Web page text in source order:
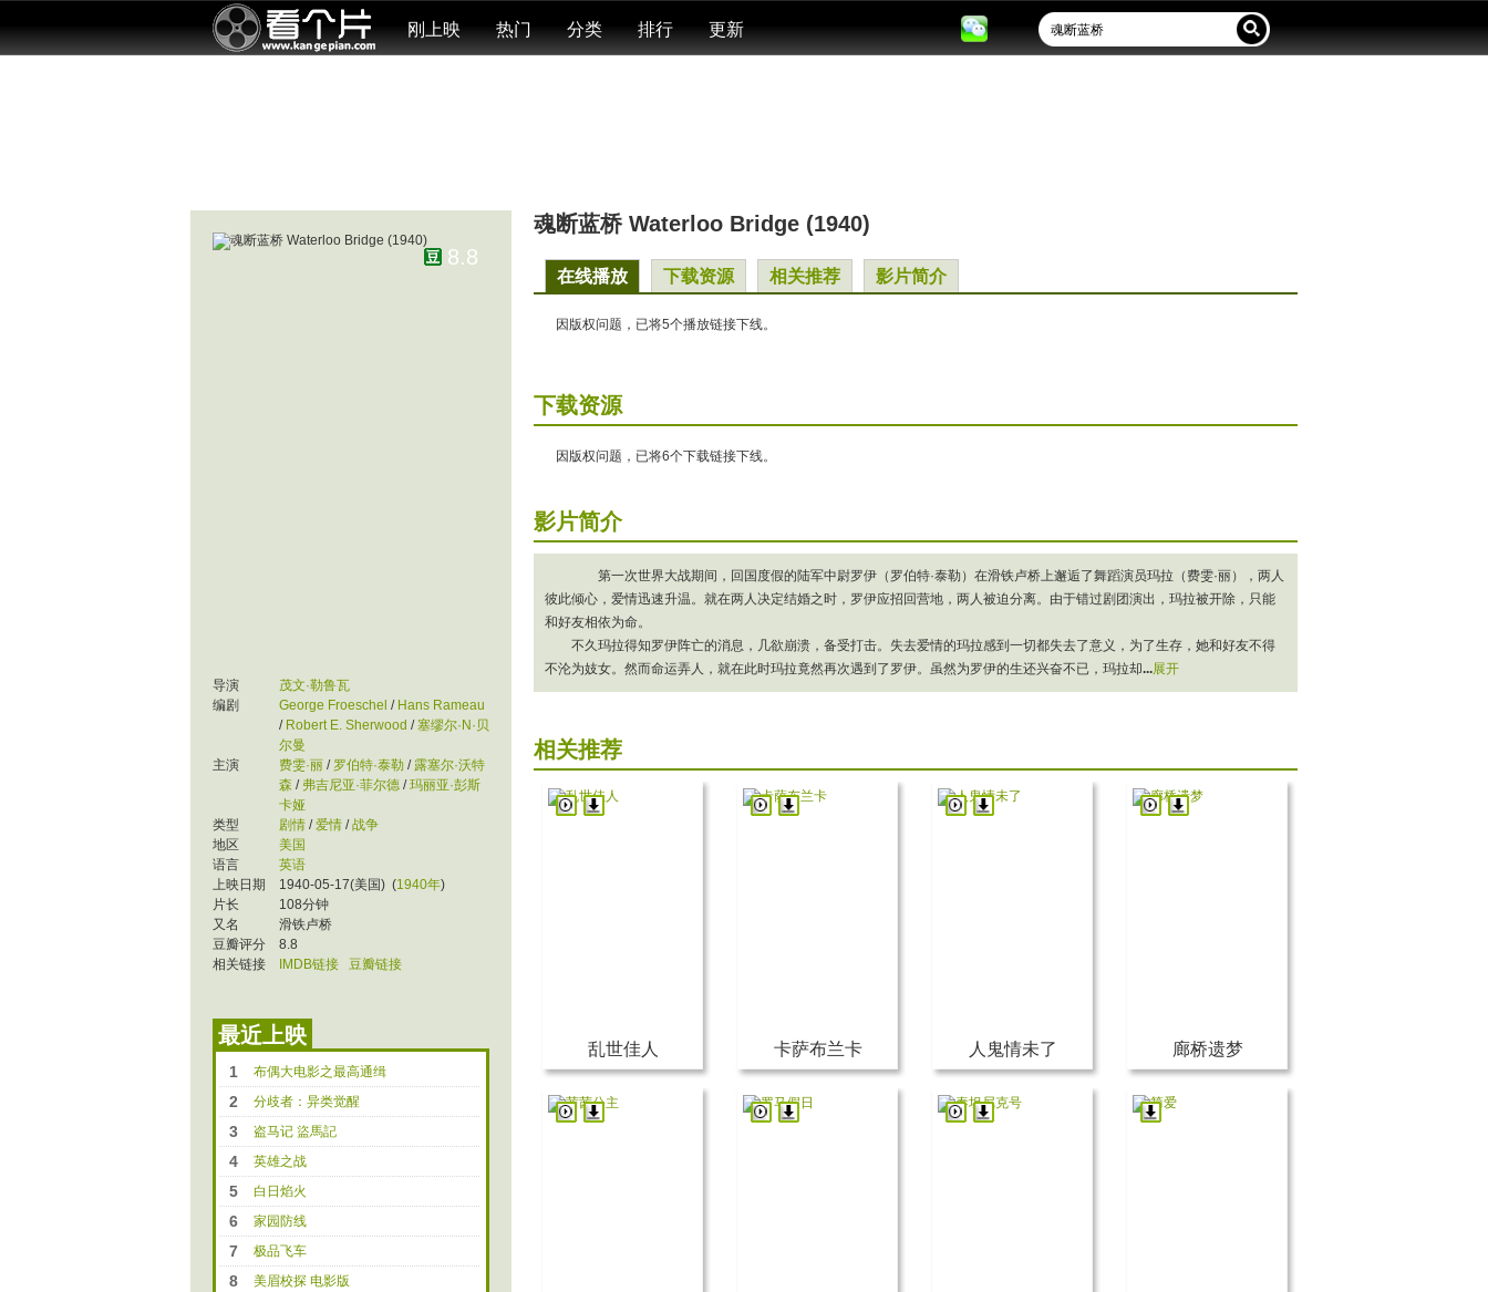
刚上映 热门 分类 排行 更新
魂断蓝桥 Waterloo Bridge (1940)
在线播放 下载资源 相关推荐 影片简介
因版权问题，已将5个播放链接下线。
下载资源
因版权问题，已将6个下载链接下线。
影片简介
第一次世界大战期间，回国度假的陆军中尉罗伊（罗伯特·泰勒）在滑铁卢桥上邂逅了舞蹈演员玛拉（费雯·丽），两人
彼此倾心，爱情迅速升温。就在两人决定结婚之时，罗伊应招回营地，两人被迫分离。由于错过剧团演出，玛拉被开除，只能
和好友相依为命。
不久玛拉得知罗伊阵亡的消息，几欲崩溃，备受打击。失去爱情的玛拉感到一切都失去了意义，为了生存，她和好友不得
不沦为妓女。然而命运弄人，就在此时玛拉竟然再次遇到了罗伊。虽然为罗伊的生还兴奋不已，玛拉却...展开
相关推荐
乱世佳人 卡萨布兰卡 人鬼情未了 廊桥遗梦
8.8
导演
茂文·勒鲁瓦
编剧
George Froeschel / Hans Rameau
/ Robert E. Sherwood /塞缪尔·N·贝
尔曼
主演
费雯·丽 / 罗伯特·泰勒 / 露塞尔·沃特
森 / 弗吉尼亚·菲尔德 /玛丽亚·彭斯
卡娅
类型
剧情 /爱情 /战争
地区
美国
语言
英语
上映日期
1940-05-17(美国) (1940年)
片长
108分钟
又名
滑铁卢桥
豆瓣评分
8.8
相关链接
IMDB链接 豆瓣链接
最近上映
1 布偶大电影之最高通缉
2 分歧者：异类觉醒
3 盗马记 盜馬記
4 英雄之战
5 白日焰火
6 家园防线
7 极品飞车
8 美眉校探 电影版